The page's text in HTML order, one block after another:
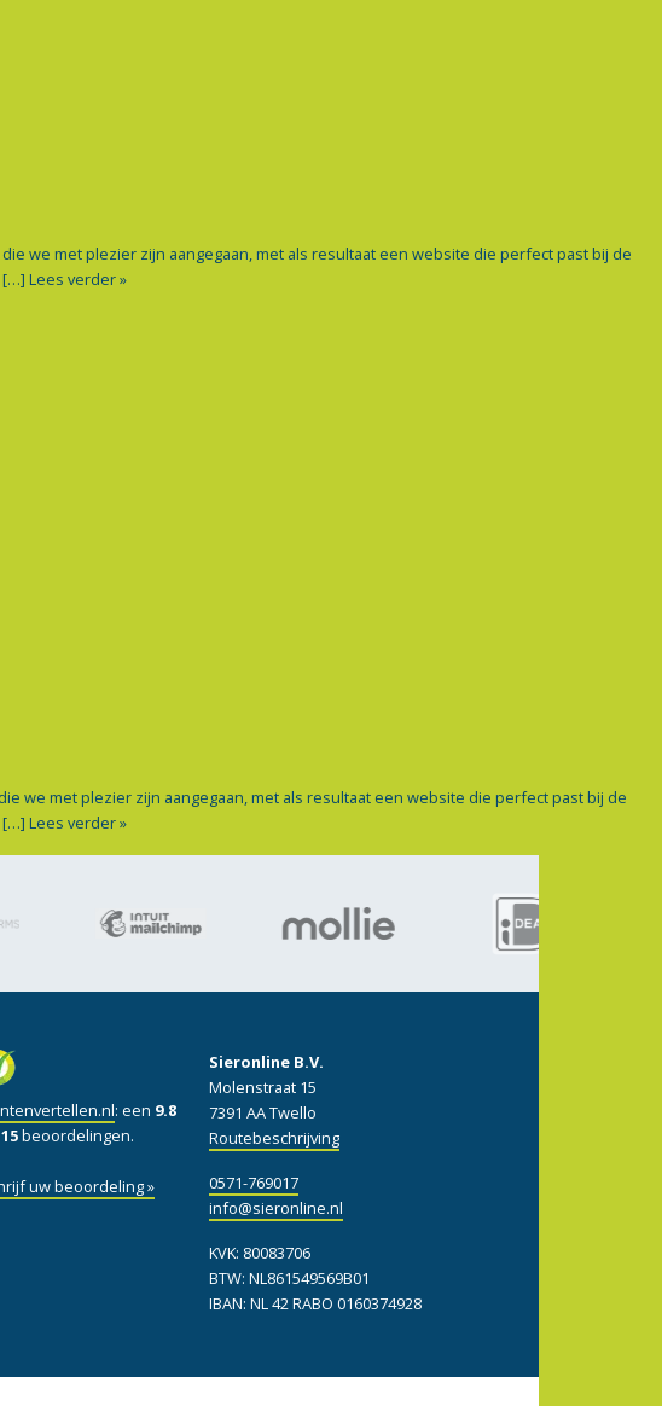
we met plezier zijn aangegaan, met als resultaat een website die perfect past bij de
[…] Lees verder »
we met plezier zijn aangegaan, met als resultaat een website die perfect past bij de
[…] Lees verder »
: een 9.8
15beoordelingen.
uw beoordeling »
Sieronline B.V.
Molenstraat 15
7391 AA Twello
Routebeschrijving
0571-769017
info@sieronline.nl
KVK: 80083706
BTW: NL861549569B01
IBAN: NL 42 RABO 0160374928